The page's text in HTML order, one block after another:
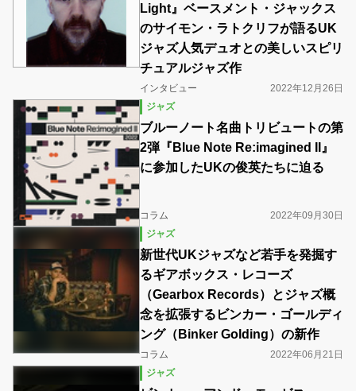
Light』ベースメント・ジャックス
のサイモン・ラトクリフが語るUK
ジャズ人気デュオとの美しいスピリ
チュアルジャズ作
インタビュー
2022年12月26日
ジャズ
ブルーノート名曲トリビュートの第
2弾『Blue Note Re:imagined II』
に参加したUKの俊英たちに迫る
コラム
2022年09月30日
ジャズ
新世代UKジャズなど若手を発掘す
るギアボックス・レコーズ
（Gearbox Records）とジャズ概
念を拡張するビンカー・ゴールディ
ング（Binker Golding）の新作
コラム
2022年06月21日
ジャズ